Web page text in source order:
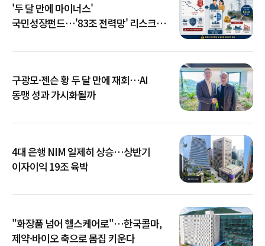
'두 달 만에 마이너스'
국민성장펀드…'83조 전력망' 리스크
구광모·젠슨 황 두 달 만에 재회…AI
동맹 성과 가시화될까
4대 은행 NIM 일제히 상승…상반기
이자이익 19조 육박
"화장품 넘어 헬스케어로"…한국콜마,
제약·바이오 축으로 몸집 키운다